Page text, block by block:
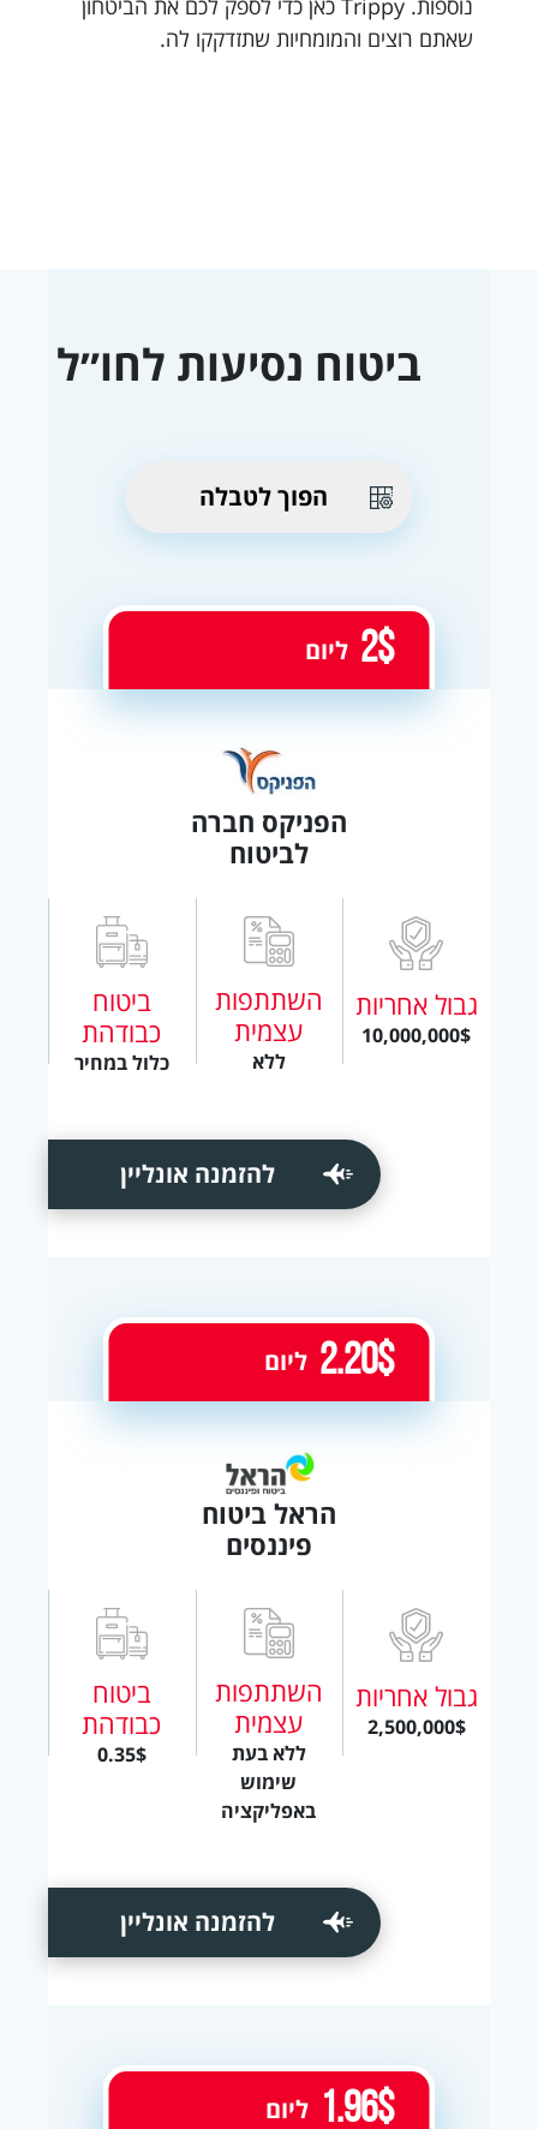
נוספות. Trippy כאן כדי לספק לכם את הביטחון
שאתם רוצים והמומחיות שתזדקקו לה.
הפוך לטבלה
ביטוח נסיעות לחו״ל
הפניקס חברה
לביטוח
גבול אחריות
10,000,000$
השתתפות
עצמית
ללא
ביטוח
כבודהת
כלול במחיר
2$ ליום
להזמנה אונליין
הראל ביטוח
פיננסים
גבול אחריות
2,500,000$
השתתפות
עצמית
ללא בעת
שימוש
באפליקציה
ביטוח
כבודהת
0.35$
2.20$ ליום
להזמנה אונליין
1.96$ ליום